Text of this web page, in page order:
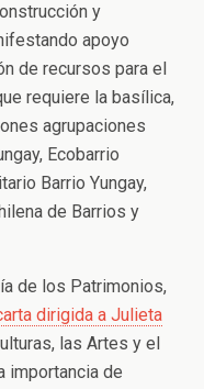
y
apoyo
de recursos para el
requiere la basílica,
agrupaciones
Ecobarrio
Barrio Yungay,
de Barrios y
de los Patrimonios,
dirigida a Julieta
las Artes y el
importancia de